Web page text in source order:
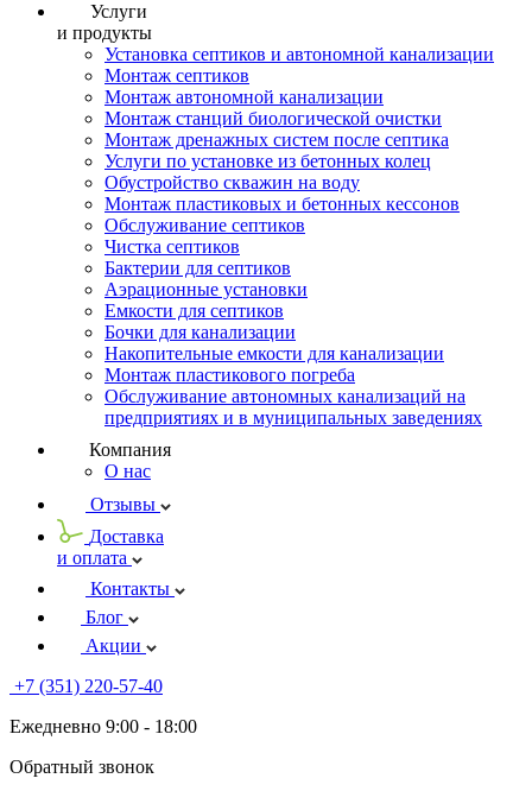
Услуги
и продукты
Установка септиков и автономной канализации
Монтаж септиков
Монтаж автономной канализации
Монтаж станций биологической очистки
Монтаж дренажных систем после септика
Услуги по установке из бетонных колец
Обустройство скважин на воду
Монтаж пластиковых и бетонных кессонов
Обслуживание септиков
Чистка септиков
Бактерии для септиков
Аэрационные установки
Емкости для септиков
Бочки для канализации
Накопительные емкости для канализации
Монтаж пластикового погреба
Обслуживание автономных канализаций на
предприятиях и в муниципальных заведениях
Компания
О нас
Отзывы
Доставка
и оплата
Контакты
Блог
Акции
+7 (351) 220-57-40
Ежедневно 9:00 - 18:00
Обратный звонок